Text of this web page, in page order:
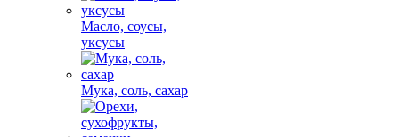
Масло, соусы,
уксусы
Мука, соль, сахар